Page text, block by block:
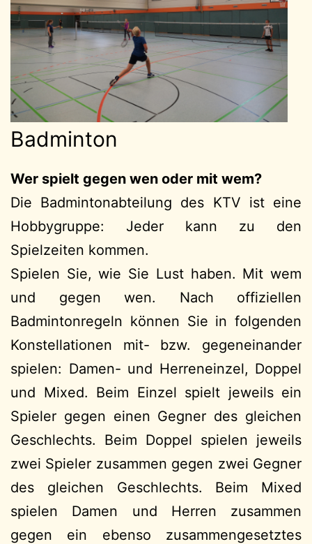
Badminton
Wer spielt gegen wen oder mit wem?
Die Badmintonabteilung des KTV ist eine
Hobbygruppe: Jeder kann zu den
Spielzeiten kommen.
Spielen Sie, wie Sie Lust haben. Mit wem
und gegen wen. Nach offiziellen
Badmintonregeln können Sie in folgenden
Konstellationen mit- bzw. gegeneinander
spielen: Damen- und Herreneinzel, Doppel
und Mixed. Beim Einzel spielt jeweils ein
Spieler gegen einen Gegner des gleichen
Geschlechts. Beim Doppel spielen jeweils
zwei Spieler zusammen gegen zwei Gegner
des gleichen Geschlechts. Beim Mixed
spielen Damen und Herren zusammen
gegen ein ebenso zusammengesetztes